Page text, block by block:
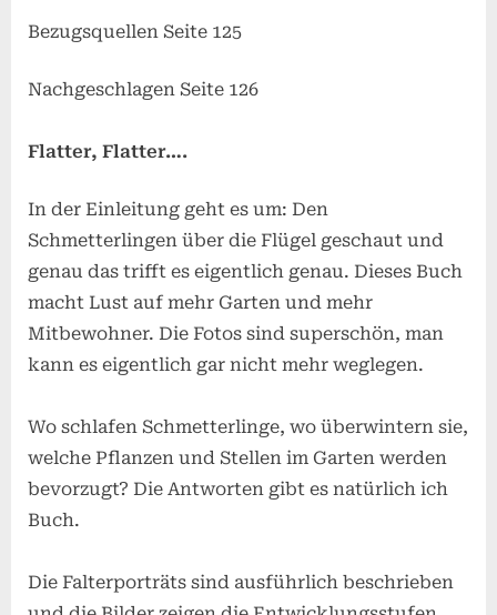
Bezugsquellen Seite 125
Nachgeschlagen Seite 126
Flatter, Flatter….
In der Einleitung geht es um: Den
Schmetterlingen über die Flügel geschaut und
genau das trifft es eigentlich genau. Dieses Buch
macht Lust auf mehr Garten und mehr
Mitbewohner. Die Fotos sind superschön, man
kann es eigentlich gar nicht mehr weglegen.
Wo schlafen Schmetterlinge, wo überwintern sie,
welche Pflanzen und Stellen im Garten werden
bevorzugt? Die Antworten gibt es natürlich ich
Buch.
Die Falterporträts sind ausführlich beschrieben